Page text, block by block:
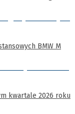
BMW M
kwartale 2026 roku